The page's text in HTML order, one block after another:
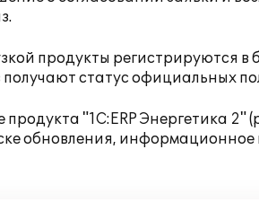
продукты регистрируются в
статус официальных
"1С:ERP Энергетика 2"
обновления, информационное